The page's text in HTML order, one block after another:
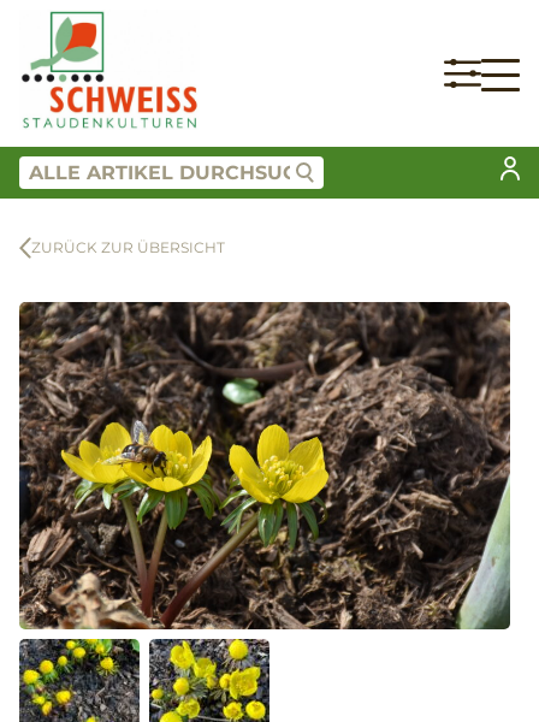
ZURÜCK ZUR ÜBERSICHT